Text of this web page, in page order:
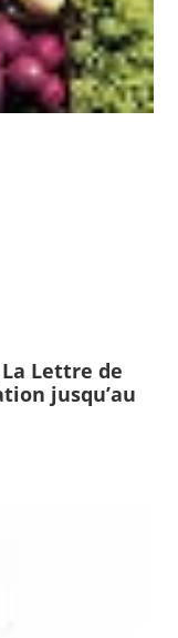
La Lettre de
jusqu’au